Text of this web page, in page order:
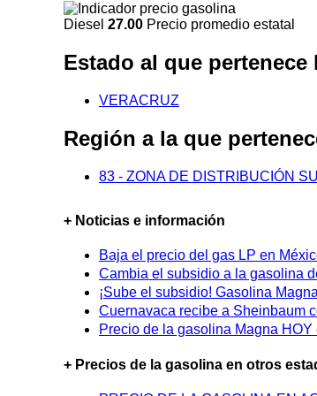
Diesel 27.00 Precio promedio estatal
Estado al que pertenece
VERACRUZ
Región a la que
83 - ZONA DE DISTRIBUCIÓN
+ Noticias e información
Baja el precio del gas LP en
Cambia el subsidio a la gasolina
¡Sube el subsidio! Gasolina
Cuernavaca recibe a Sheinbaum
Precio de la gasolina Magna
+ Precios de la gasolina en otros